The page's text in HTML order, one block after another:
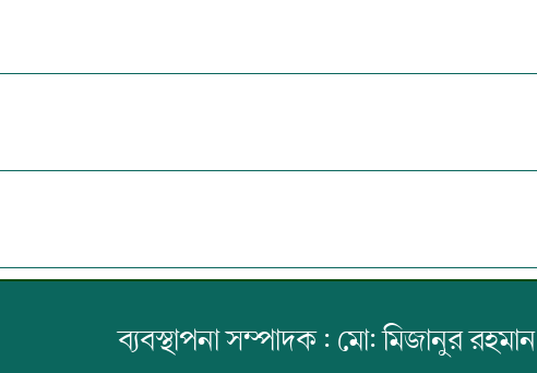
ব্যবস্থাপনা সম্পাদক : মো: মিজানুর রহমান